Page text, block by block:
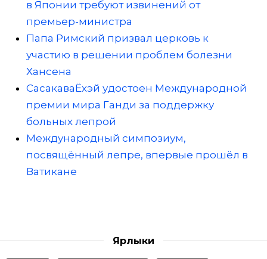
в Японии требуют извинений от
премьер-министра
Папа Римский призвал церковь к
участию в решении проблем болезни
Хансена
СасакаваЁхэй удостоен Международной
премии мира Ганди за поддержку
больных лепрой
Международный симпозиум,
посвящённый лепре, впервые прошёл в
Ватикане
Ярлыки